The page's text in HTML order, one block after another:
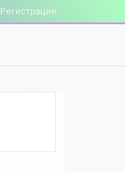
Регистрация